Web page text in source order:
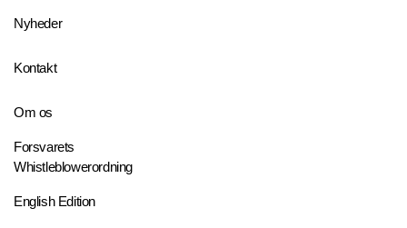
Nyheder
Kontakt
Om os
Forsvarets
Whistleblowerordning
English Edition